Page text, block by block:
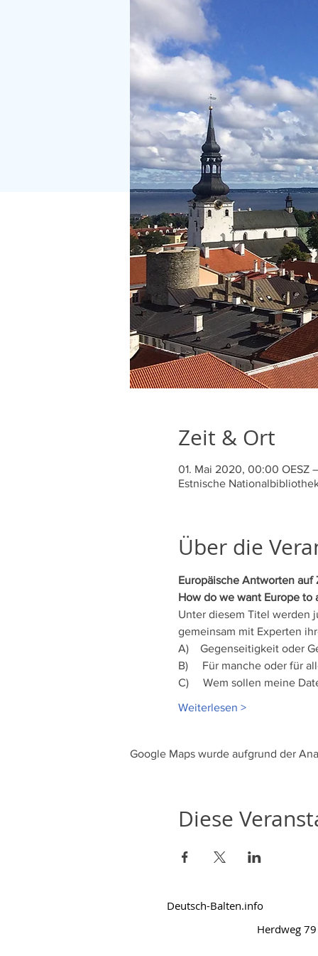
Zeit & Ort
01. Mai 2020, 00:00 OESZ
Estnische
Über die
Europäische Antworten auf
How do we want Europe to
Unter diesem Titel werden
gemeinsam mit Experten
A)    Gegenseitigkeit oder
B)     Für manche oder
C)     Wem sollen meine
Weiterlesen >
Google Maps wurde aufgrund der
Diese
Deutsch-Balten.info
Herdweg